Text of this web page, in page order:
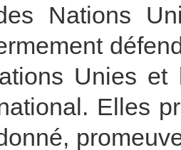
Nations
Unies et
Elles